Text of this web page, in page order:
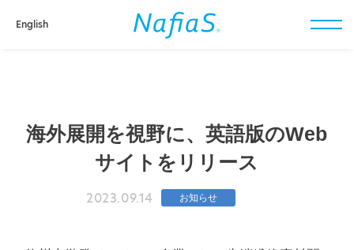
English
海外展開を視野に、英語版のWeb
サイトをリリース
2023.09.14 お知らせ